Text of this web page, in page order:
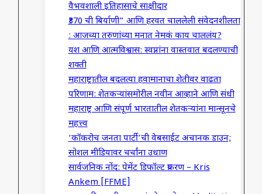
वैभवशाली इतिहासाचे साक्षीदार
₹370 ची बिर्याणी” आणि हरवत चाललेली संवेदनशीलता
: आजच्या तरुणांच्या मनात नेमकं काय चाललंय?
यश आणि आत्मविश्वास: स्वप्नांना वास्तवात बदलण्याची
शक्ती
महाराष्ट्रातील बदलत्या हवामानाचा शेतीवर वाढता
परिणाम: शेतकऱ्यांसमोरील नवीन आव्हाने आणि संधी
महाराष्ट्र आणि संपूर्ण भारतातील शेतकऱ्यांना मान्सूनचे
महत्त्व
‘कॉकरोच जनता पार्टी’ची वेबसाईट अचानक डाउन;
सोशल मीडियावर चर्चांना उधाण
सार्वजनिक नोंद: पेमेंट डिफॉल्ट प्रकरण – Kris
Ankem [FFME]